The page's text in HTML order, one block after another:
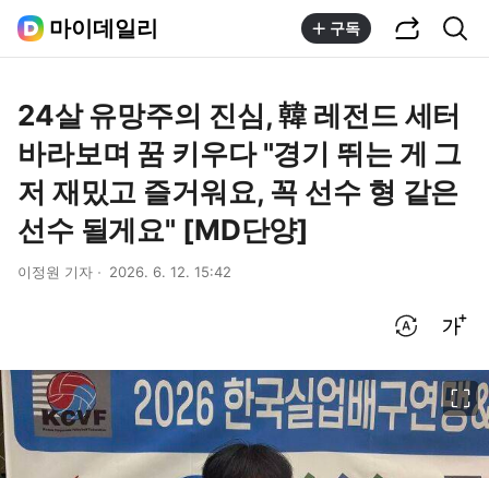
마이데일리 구독
24살 유망주의 진심, 韓 레전드 세터
바라보며 꿈 키우다 "경기 뛰는 게 그
저 재밌고 즐거워요, 꼭 선수 형 같은
선수 될게요" [MD단양]
이정원 기자 2026. 6. 12. 15:42